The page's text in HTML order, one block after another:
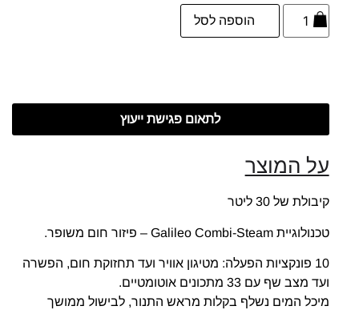
הוספה לסל
לתאום פגישת ייעוץ
על המוצר
קיבולת של 30 ליטר
טכנולוגיית Galileo Combi-Steam – פיזור חום משופר.
10 פונקציות הפעלה: מטיגון אוויר ועד תחזוקת חום, הפשרה
ועד מצב שף עם 33 מתכונים אוטומטיים.
מיכל המים נשלף בקלות מראש התנור, לבישול ממושך